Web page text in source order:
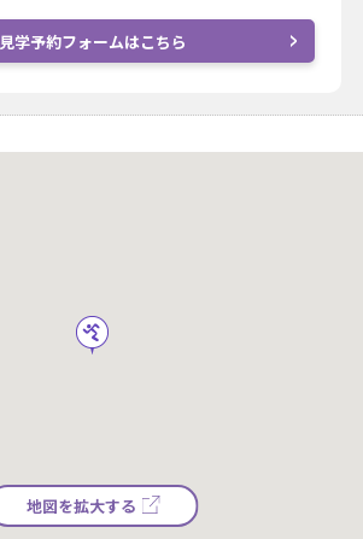
見学予約フォームはこちら
地図を拡大する